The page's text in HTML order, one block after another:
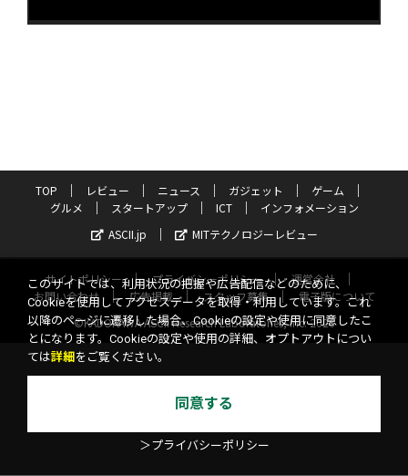
TOP レビュー ニュース ガジェット
ゲーム
グルメ
スタートアップ ICT
インフォメーション
ASCII.jp
MITテクノロジーレビュー
サイトポリシー プライバシーポリシー
運営会社
お問い合わせ
広告掲載 スタッフ募集
電子版について
©KADOKAWA ASCII Research Laboratories, Inc. 2026
このサイトでは、利用状況の把握や広告配信などのために、
Cookieを使用してアクセスデータを取得・利用しています。これ
以降のページに遷移した場合、Cookieの設定や使用に同意したこ
とになります。Cookieの設定や使用の詳細、オプトアウトについ
ては詳細 をご覧ください。
同意する
＞プライバシーポリシー